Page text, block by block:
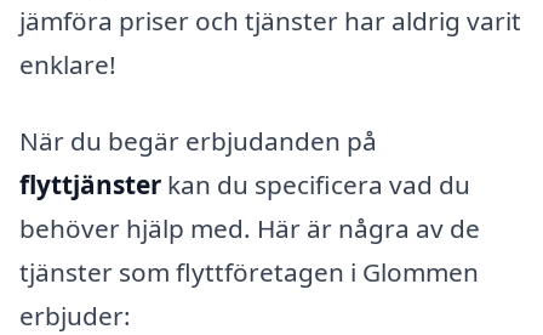
jämföra priser och tjänster har aldrig varit
enklare!
När du begär erbjudanden på
flyttjänster kan du specificera vad du
behöver hjälp med. Här är några av de
tjänster som flyttföretagen i Glommen
erbjuder: